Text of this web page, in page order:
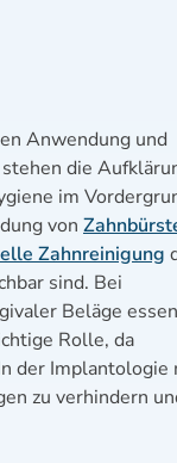
Anwendung und
die
im
von
Zahnreinigung
sind. Bei
Beläge
Rolle, da
der Implantologie
zu verhindern